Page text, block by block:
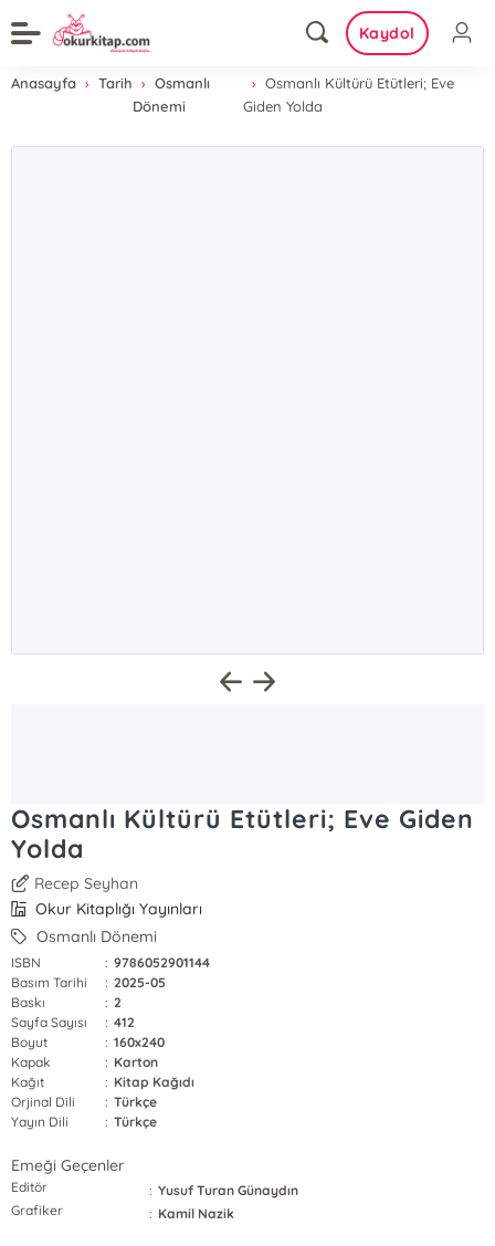
Kaydol
Anasayfa Tarih
Osmanlı
Dönemi
Osmanlı Kültürü Etütleri; Eve
Giden Yolda
Osmanlı Kültürü Etütleri; Eve Giden
Yolda
Recep Seyhan
Okur Kitaplığı Yayınları
Osmanlı Dönemi
ISBN : 9786052901144
Basım Tarihi
: 2025-05
Baskı
: 2
Sayfa Sayısı
: 412
Boyut
: 160x240
Kapak
: Karton
Kağıt
: Kitap Kağıdı
Orjinal Dili
: Türkçe
Yayın Dili
: Türkçe
Emeği Geçenler
Editör : Yusuf Turan Günaydın
Grafiker
: Kamil Nazik